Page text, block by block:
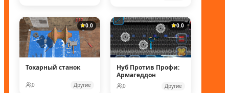
0.0
Токарный станок
0 Другие
0.0
Нуб Против Профи:
Армагеддон
0 Другие